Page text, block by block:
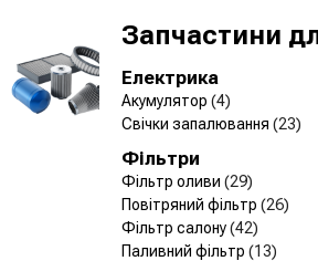
Запчастини
Електрика
Акумулятор (4)
Свічки запалювання (23)
Фільтри
Фільтр оливи (29)
Повітряний фільтр (26)
Фільтр салону(42)
Паливний фільтр (13)